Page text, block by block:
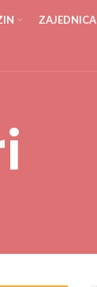
ZAJEDNICA